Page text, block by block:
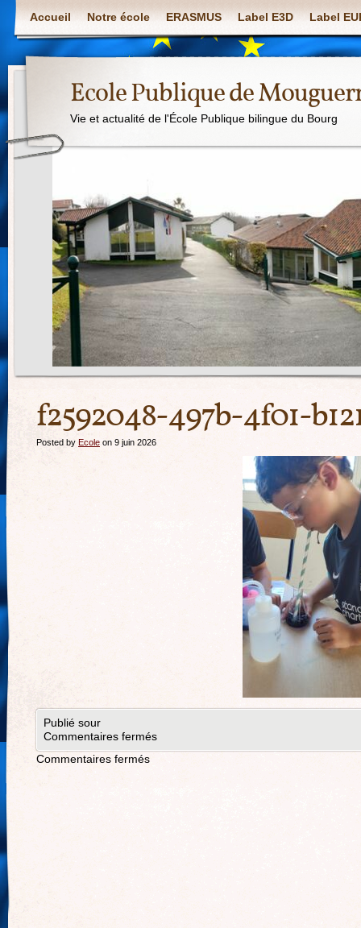
Accueil Notre école ERASMUS Label E3D Label
Ecole Publique de
Vie et actualité de l'École Publique bilingue du Bourg
f2592048-497b-4f01-
Posted by Ecole on 9 juin 2026
Publié sour
Commentaires fermés
Commentaires fermés